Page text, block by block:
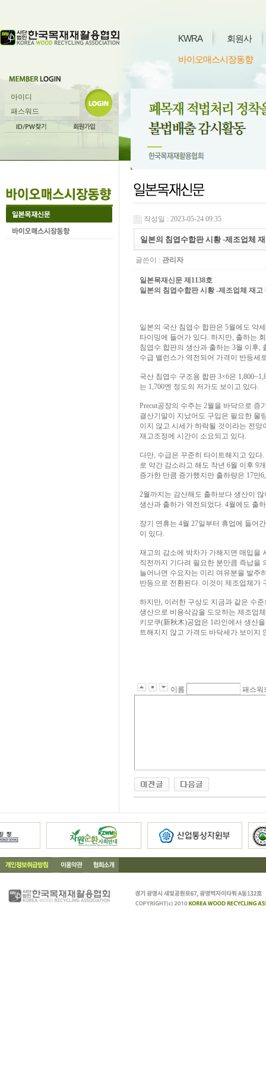
KWRA 회원사
바이오매스시장동향
작성일 : 2023-05-24 09:35
일본의 침엽수합판 시황 -제조업체
글쓴이 : 관리자
일본목재신문 제1138호
일본의 침엽수합판 시황 -제조업체 재고
일본의 국산 침엽수 합판은 5월에도 약
타이밍에 들어가 있다. 하지만, 출하는
침엽수 합판의 생산과 출하는 3월 이후,
수급 밸런스가 역전되어 가격이 반등세
국산 침엽수 구조용 합판 3×6은
는 1,700엔 정도의 저가도 보이고 있다.
Precut공장의 수주는 2월을 바닥으로
결산기말이 지났어도 구입은 필요한 물
이지 않고 시세가 하락될 것이라는 전
재고조정에 시간이 소요되고 있다.
다만, 수급은 꾸준히 타이트해지고 있다
로 약간 감소라고 해도 작년 6월 이후 9
증가한 만큼 증가했지만 출하량은 17만
2월까지는 감산해도 출하보다 생산이
생산과 출하가 역전되었다. 4월에도 출
장기 연휴는 4월 27일부터 휴업에 들어
이 있다.
재고의 감소에 박차가 가해지면 매입을
직전까지 기다려 필요한 분만큼 즉납을
늘어나면 수요자는 미리 여유분을 발주
반등으로 전환된다. 이것이 제조업체가
하지만, 이러한 구상도 지금과 같은 수
생산으로 비용삭감을 도모하는 제조업
키모쿠(新秋木)공업은 1라인에서 생산
트해지지 않고 가격도 바닥세가 보이지
이름 패스